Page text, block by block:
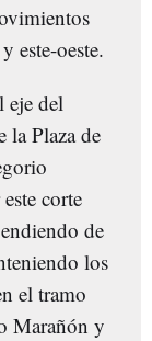
este-oeste.
eje del
la Plaza de
corte
de
los
el tramo
Marañón y